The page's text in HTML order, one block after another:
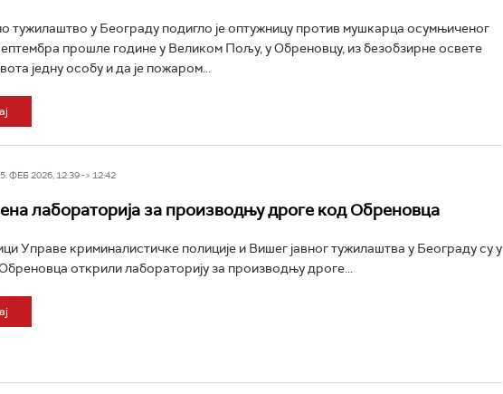
тужилаштво у Београду подигло је оптужницу против мушкарца осумњиченог
прошле године у Великом Пољу, у Обреновцу, из безобзирне освете
једну особу и да је пожаром...
ФЕБ 2026, 12:39 -> 12:42
лабораторија за производњу дроге код Обреновца
Управе криминалистичке полиције и Вишег јавног тужилаштва у Београду су у
открили лабораторију за производњу дроге...